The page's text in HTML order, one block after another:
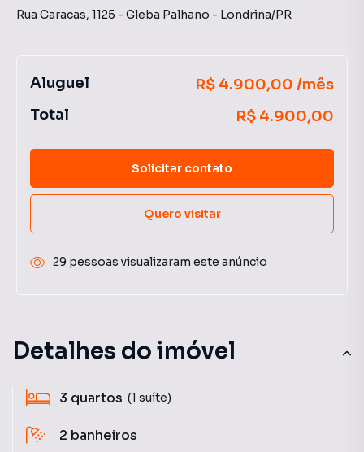
Detalhes do imóvel
3 quartos (1 suíte)
2 banheiros
Rua Caracas, 1125 - Gleba Palhano - Londrina/PR
Aluguel
R$ 4.900,00 /mês
Total
R$ 4.900,00
Solicitar contato
Quero visitar
29 pessoas visualizaram este anúncio